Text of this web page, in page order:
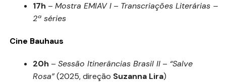
17h – Mostra EMIAV I – Transcriações Literárias –
2ª séries
Cine Bauhaus
20h – Sessão Itinerâncias Brasil II – “Salve
Rosa”(2025, direção Suzanna Lira)